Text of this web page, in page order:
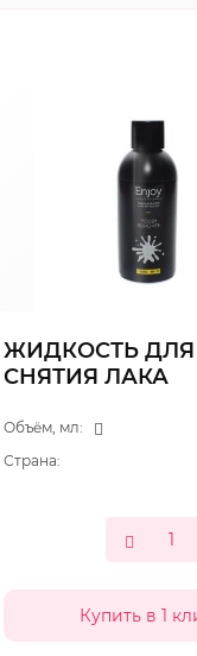
ЖИДКОСТЬ ДЛЯ
СНЯТИЯ ЛАКА
Объём, мл:
Страна: